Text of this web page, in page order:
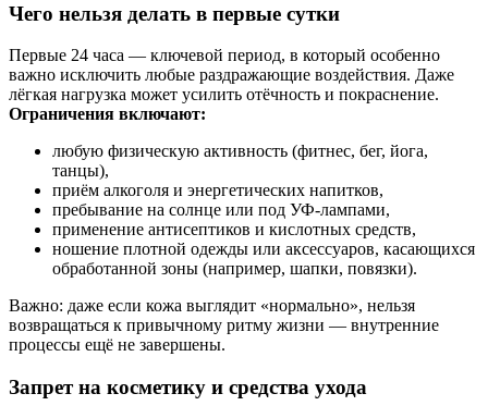
Чего нельзя делать в первые сутки
Первые 24 часа — ключевой период, в который особенно
важно исключить любые раздражающие воздействия. Даже
лёгкая нагрузка может усилить отёчность и покраснение.
Ограничения включают:
любую физическую активность (фитнес, бег, йога,
танцы),
приём алкоголя и энергетических напитков,
пребывание на солнце или под УФ-лампами,
применение антисептиков и кислотных средств,
ношение плотной одежды или аксессуаров, касающихся
обработанной зоны (например, шапки, повязки).
Важно: даже если кожа выглядит «нормально», нельзя
возвращаться к привычному ритму жизни — внутренние
процессы ещё не завершены.
Запрет на косметику и средства ухода